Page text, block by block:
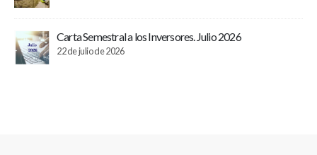
Carta Semestral a los Inversores. Julio 2026
22 de julio de 2026